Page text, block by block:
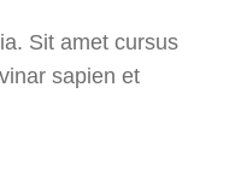
Sit amet cursus
sapien et